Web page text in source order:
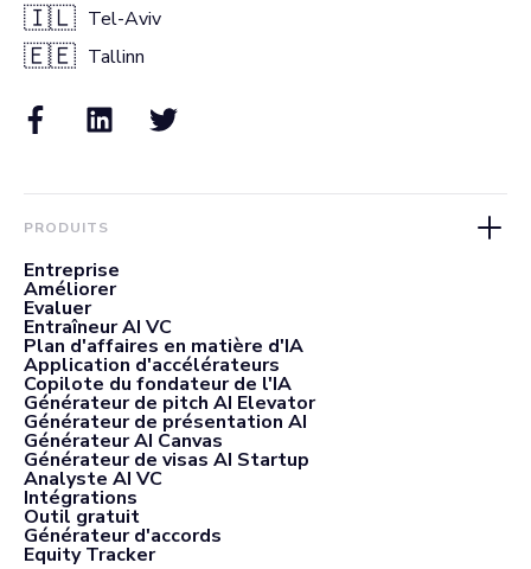
🇮🇱 Tel-Aviv
🇪🇪 Tallinn
PRODUITS
Entreprise
Améliorer
Evaluer
Entraîneur AI VC
Plan d'affaires en matière d'IA
Application d'accélérateurs
Copilote du fondateur de l'IA
Générateur de pitch AI Elevator
Générateur de présentation AI
Générateur AI Canvas
Générateur de visas AI Startup
Analyste AI VC
Intégrations
Outil gratuit
Générateur d'accords
Equity Tracker